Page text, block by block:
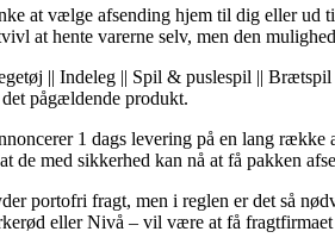
at vælge afsending hjem til dig eller ud
at hente varerne selv, men den
|| Indeleg || Spil & puslespil ||
pågældende produkt.
1 dags levering på en lang
de med sikkerhed kan nå at få pakken
portofri fragt, men i reglen er det så
eller Nivå – vil være at få